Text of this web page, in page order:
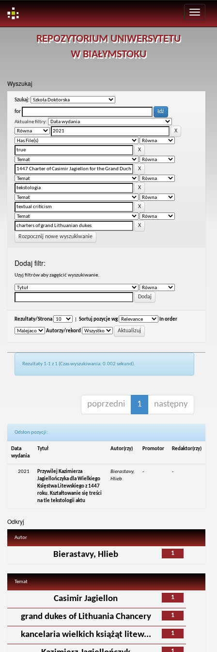
REPOZYTORIUM UNIWERSYTETU
W BIAŁYMSTOKU
Wyszukaj
Szukaj:
for
Aktualne filtry:
Rozpocznij nowe wyszukiwanie
Dodaj filtr:
Uzyj filtrów aby zagęścić wyszukiwanie.
Rezultaty/Strona Sortuj pozycje wg In order
Autorzy/rekord
Rezultaty 1-1 z 1 (Czas wyszukiwania: 0.002 sekund).
poprzedni 1 następny
Odsłon pozycji:
Data
wydania
Tytuł Autor(rzy) Promotor Redaktor(rzy)
2021
Przywilej Kazimierza
Jagiellończyka dla Wielkiego
Księstwa Litewskiego z 1447
roku. Kształtowanie się treści
na tle tekstologii aktu
Bierastavy,
Hlieb
- -
Odkryj
Autor
1
Bierastavy, Hlieb
Temat
1
Casimir Jagiellon
1
grand dukes of Lithuania Chancery
1
kancelaria wielkich książąt litew...